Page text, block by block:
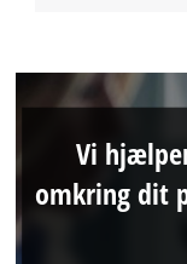
Vi
omkring dit